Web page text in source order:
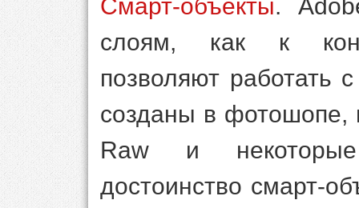
Смарт-объекты.
слоям, как к
позволяют работать
созданы в
Raw и
достоинство смарт-